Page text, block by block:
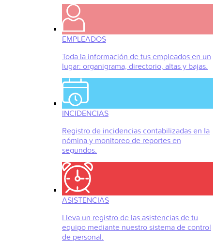
EMPLEADOS
Toda la información de tus empleados en un
lugar: organigrama, directorio, altas y bajas.
INCIDENCIAS
Registro de incidencias contabilizadas en la
nómina y monitoreo de reportes en
segundos.
ASISTENCIAS
Lleva un registro de las asistencias de tu
equipo mediante nuestro sistema de control
de personal.